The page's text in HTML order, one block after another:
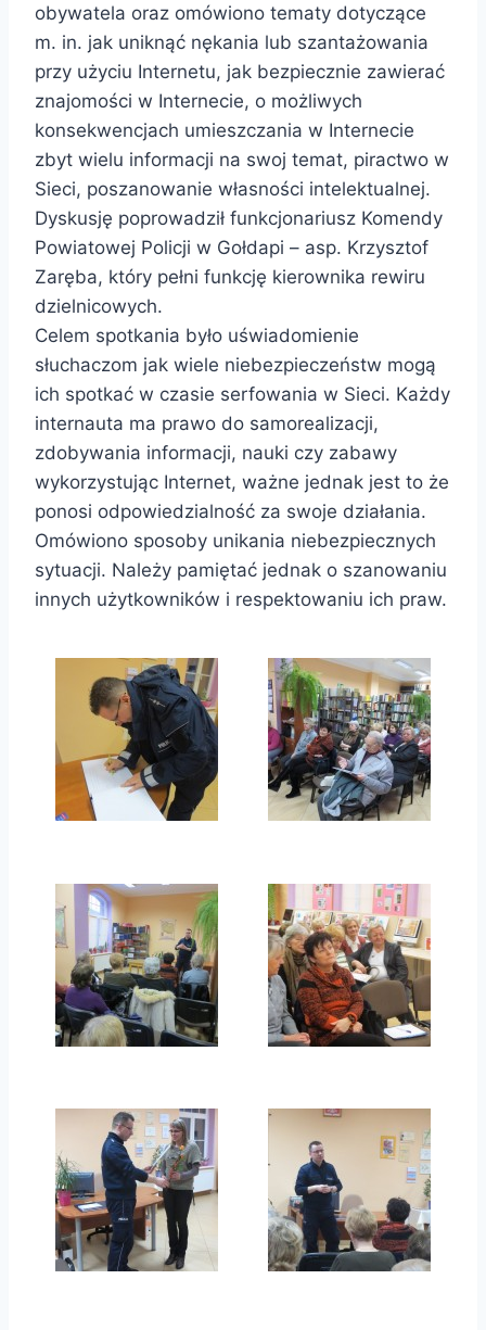
obywatela oraz omówiono tematy dotyczące
m. in. jak uniknąć nękania lub szantażowania
przy użyciu Internetu, jak bezpiecznie zawierać
znajomości w Internecie, o możliwych
konsekwencjach umieszczania w Internecie
zbyt wielu informacji na swoj temat, piractwo w
Sieci, poszanowanie własności intelektualnej.
Dyskusję poprowadził funkcjonariusz Komendy
Powiatowej Policji w Gołdapi – asp. Krzysztof
Zaręba, który pełni funkcję kierownika rewiru
dzielnicowych.
Celem spotkania było uświadomienie
słuchaczom jak wiele niebezpieczeństw mogą
ich spotkać w czasie serfowania w Sieci. Każdy
internauta ma prawo do samorealizacji,
zdobywania informacji, nauki czy zabawy
wykorzystując Internet, ważne jednak jest to że
ponosi odpowiedzialność za swoje działania.
Omówiono sposoby unikania niebezpiecznych
sytuacji. Należy pamiętać jednak o szanowaniu
innych użytkowników i respektowaniu ich praw.